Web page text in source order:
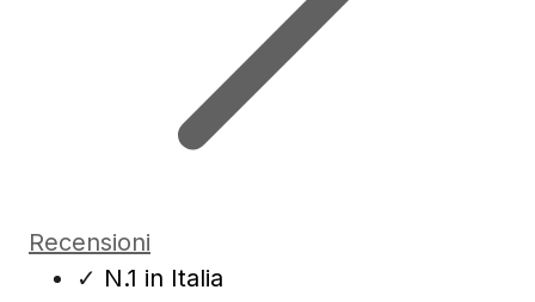
Recensioni
✓ N.1 in Italia